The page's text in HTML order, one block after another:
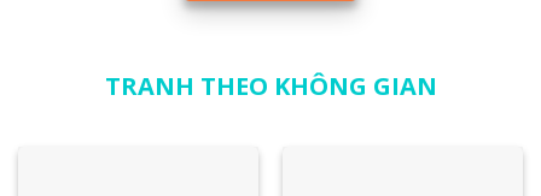
TRANH THEO KHÔNG GIAN